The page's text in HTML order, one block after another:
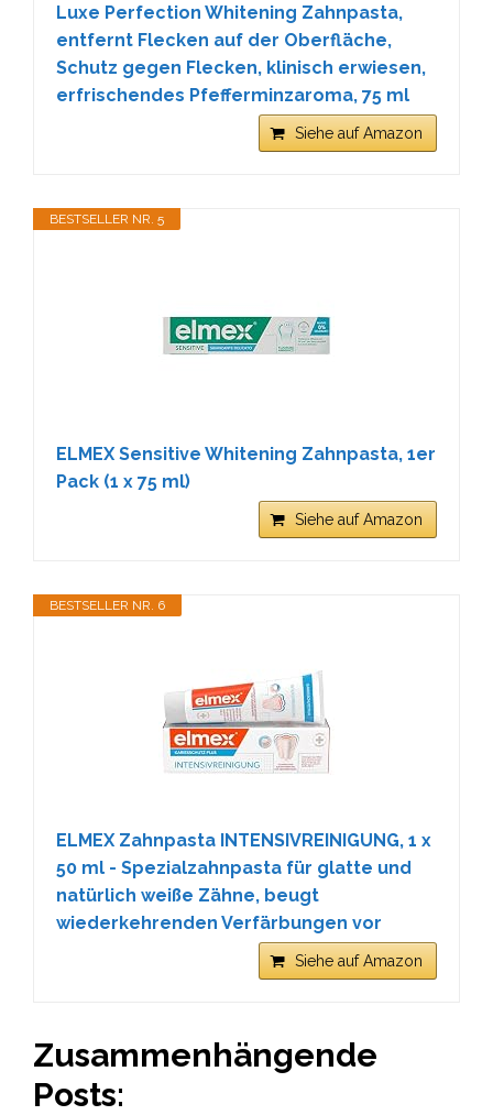
Luxe Perfection Whitening Zahnpasta,
entfernt Flecken auf der Oberfläche,
Schutz gegen Flecken, klinisch erwiesen,
erfrischendes Pfefferminzaroma, 75 ml
Siehe auf Amazon
BESTSELLER NR. 5
ELMEX Sensitive Whitening Zahnpasta, 1er
Pack (1 x 75 ml)
Siehe auf Amazon
BESTSELLER NR. 6
ELMEX Zahnpasta INTENSIVREINIGUNG, 1 x
50 ml - Spezialzahnpasta für glatte und
natürlich weiße Zähne, beugt
wiederkehrenden Verfärbungen vor
Siehe auf Amazon
Zusammenhängende
Posts: